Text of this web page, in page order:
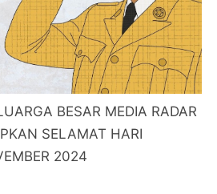
BESAR MEDIA RADAR
SELAMAT HARI
2024